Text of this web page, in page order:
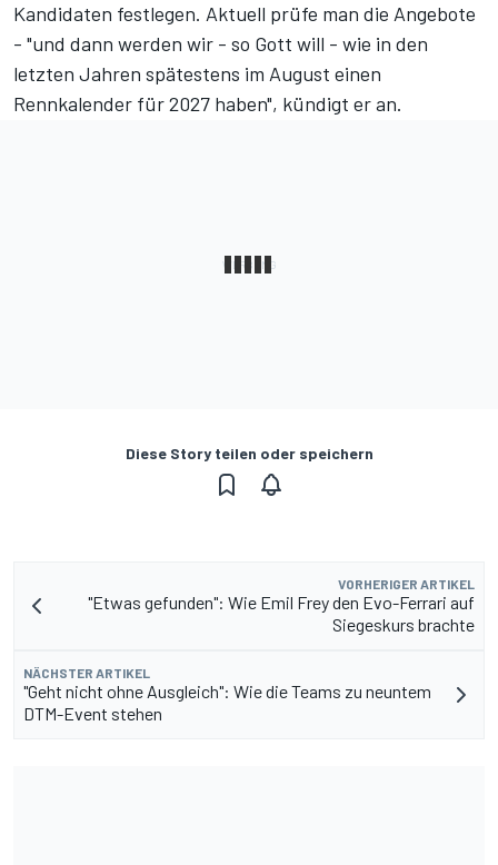
Kandidaten festlegen. Aktuell prüfe man die Angebote
- "und dann werden wir - so Gott will - wie in den
letzten Jahren spätestens im August einen
Rennkalender für 2027 haben", kündigt er an.
Diese Story teilen oder speichern
VORHERIGER ARTIKEL
"Etwas gefunden": Wie Emil Frey den Evo-Ferrari auf
Siegeskurs brachte
NÄCHSTER ARTIKEL
"Geht nicht ohne Ausgleich": Wie die Teams zu neuntem
DTM-Event stehen